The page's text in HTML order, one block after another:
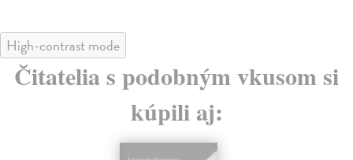
High-contrast mode
Čitatelia s podobným vkusom si
kúpili aj: